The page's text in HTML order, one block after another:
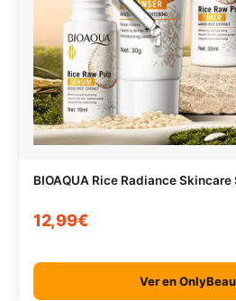
BIOAQUA Rice Radiance Skincare
12,99€
Ver en